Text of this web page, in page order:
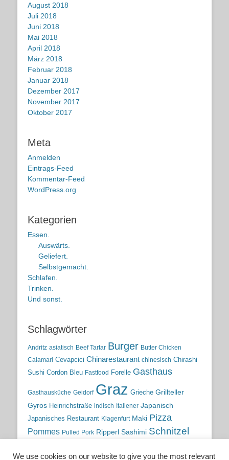
August 2018
Juli 2018
Juni 2018
Mai 2018
April 2018
März 2018
Februar 2018
Januar 2018
Dezember 2017
November 2017
Oktober 2017
Meta
Anmelden
Eintrags-Feed
Kommentar-Feed
WordPress.org
Kategorien
Essen.
Auswärts.
Geliefert.
Selbstgemacht.
Schlafen.
Trinken.
Und sonst.
Schlagwörter
Andritz asiatisch Beef Tartar Burger Butter Chicken
Calamari Cevapcici Chinarestaurant chinesisch Chirashi
Sushi Cordon Bleu Fastfood Forelle Gasthaus
Gasthausküche Geidorf Graz Grieche Grillteller
Gyros Heinrichstraße indisch Italiener Japanisch
Japanisches Restaurant Klagenfurt Maki Pizza
Pommes Pulled Pork Ripperl Sashimi Schnitzel
We use cookies on our website to give you the most relevant